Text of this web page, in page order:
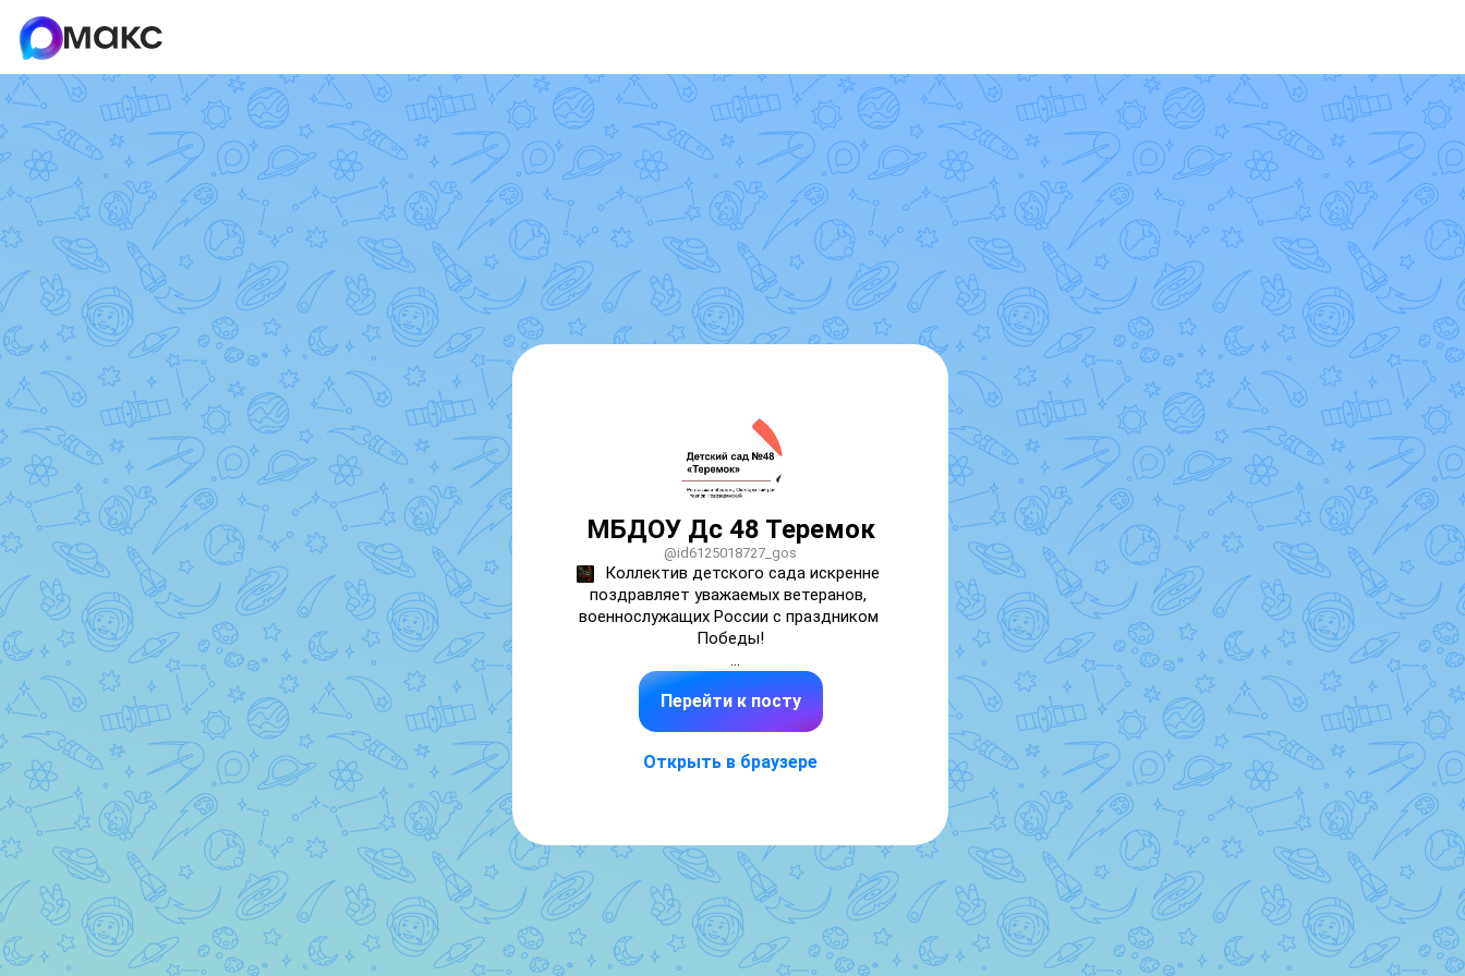
МБДОУ Дс 48 Теремок
@id6125018727_gos
Коллектив детского сада искренне
поздравляет уважаемых ветеранов,
военнослужащих России с праздником
Победы!
Желаем добра, благополучия, крепкого
здоровья, неиссякаемого оптимизма,
благополучия, бодрости и счастья — Вам и
вписаны в летопись наших сердец.
Низкий поклон Вам! С Днем Победы!
Перейти к посту
Открыть в браузере